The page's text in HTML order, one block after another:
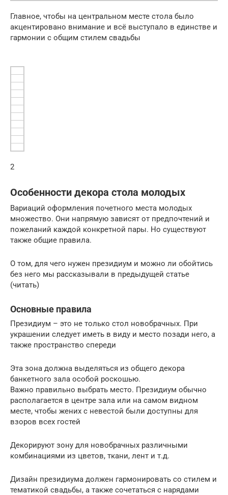
Главное, чтобы на центральном месте стола было
акцентировано внимание и всё выступало в единстве и
гармонии с общим стилем свадьбы
2
Особенности декора стола молодых
Вариаций оформления почетного места молодых
множество. Они напрямую зависят от предпочтений и
пожеланий каждой конкретной пары. Но существуют
также общие правила.
О том, для чего нужен президиум и можно ли обойтись
без него мы рассказывали в предыдущей статье
(читать)
Основные правила
Президиум – это не только стол новобрачных. При
украшении следует иметь в виду и место позади него, а
также пространство спереди
Эта зона должна выделяться из общего декора
банкетного зала особой роскошью.
Важно правильно выбрать место. Президиум обычно
располагается в центре зала или на самом видном
месте, чтобы жених с невестой были доступны для
взоров всех гостей
Декорируют зону для новобрачных различными
комбинациями из цветов, ткани, лент и т.д.
Дизайн президиума должен гармонировать со стилем и
тематикой свадьбы, а также сочетаться с нарядами